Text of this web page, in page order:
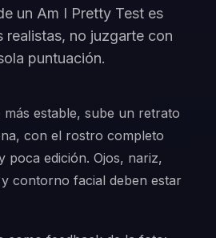
un Am I Pretty Test es
realistas, no juzgarte con
puntuación.
estable, sube un retrato
con el rostro completo
poca edición. Ojos, nariz,
contorno facial deben estar